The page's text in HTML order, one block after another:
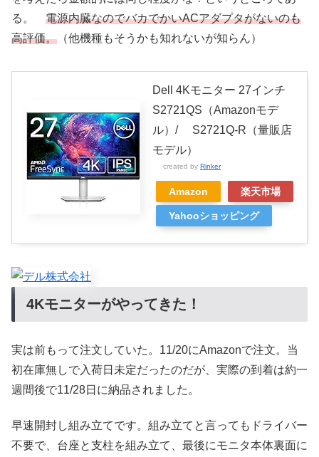
る。 電源内臓なのでバカでかいACアダプタがないのも
高評価。 （他機種もそうかも知れないが知らん）
Dell 4Kモニター 27インチ
S2721QS（Amazonモデ
ル）/ S2721Q-R（量販店
モデル）
created by Rinker
Amazon 楽天市場
Yahooショッピング
4Kモニターがやってきた！
実は前もって注文していた。11/20にAmazonで注文。当
初在庫無しで入荷日未定だったのだが、実際の到着は約一
週間後で11/28日に納品されました。
早速開封し組み立てです。組み立てと言ってもドライバー
不要で、台座と支柱を組み立て、最後にモニタ本体裏面に